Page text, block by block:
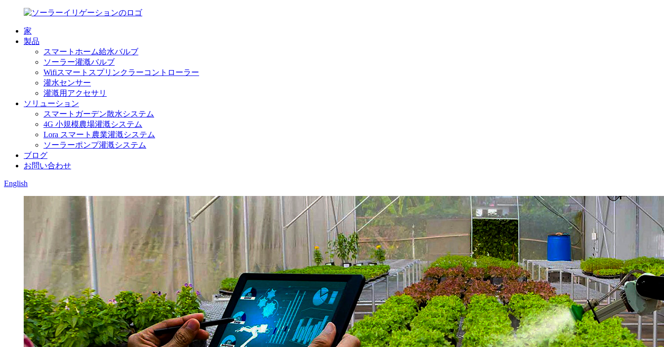
家
製品
スマートホーム給水バルブ
ソーラー灌漑バルブ
Wifiスマートスプリンクラーコントローラー
灌水センサー
灌漑用アクセサリ
ソリューション
スマートガーデン散水システム
4G 小規模農場灌漑システム
Lora スマート農業灌漑システム
ソーラーポンプ灌漑システム
ブログ
お問い合わせ
English